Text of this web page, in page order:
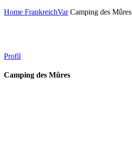
Home FrankreichVar Camping des Mûres
Profil
Camping des Mûres